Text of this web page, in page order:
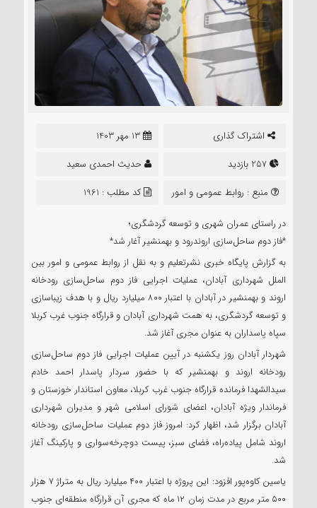
اشتراک گذاری
13 مهر 1403
حدیث احمدی سعید
منبع : روابط عمومی و امور
بین‌الملل شهرداری آبادان
کد مطلب : 1961
در راستای عمران شهری و توسعه گردشگری؛
*فاز دوم ساحل‌سازی اروندرود و بهمنشیر آغار شد*
به گزارش پایگاه خبری نشرتعلیم و به نقل از روابط عمومی و امور بین
الملل شهرداری آبادان، عملیات اجرایی فاز دوم ساحل‌سازی رودخانه
اروند و بهمنشیر در آبادان با اعتبار ۸۰۰ میلیارد ریال و با هدف زیباسازی
و توسعه گردشگری، به همت شهرداری آبادان و قرارگاه جنوب غرب کربلا
سپاه پاسداران به عنوان مجری آغاز شد.
شهردار آبادان روز یکشنبه در آیین عملیات اجرایی فاز دوم ساحل‌سازی
رودخانه اروند و بهمنشیر که با حضور سردار پاسدار احمد خادم
سیدالشهدا فرمانده قرارگاه جنوب غرب کربلا، معاون استاندار خوزستان و
فرماندار ویژه آبادان، اعضای شورای اسلامی شهر و مدیران شهرداری
آبادان برگزار شد، اظهار کرد: امروز فاز دوم عملیات ساحل‌سازی رودخانه
اروند شامل پیاده‌راه، فضای سبز، پیست دوچرخه‌سواری و پارکینگ آغاز
شد.
یاسین کاوه‌پور افزود: این پروژه با اعتبار ۴۰۰ میلیارد ریال به متراژ ۷ هزار
۵۰۰ متر مربع در مدت زمان ۱۲ ماه که مجری آن قرارگاه منطقه‌ای جنوب